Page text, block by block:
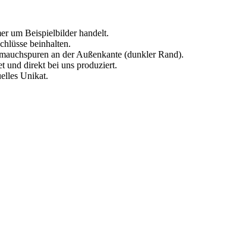
um Beispielbilder handelt.
beinhalten.
an der Außenkante (dunkler Rand).
und direkt bei uns produziert.
Unikat.